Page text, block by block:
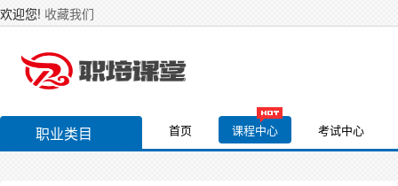
欢迎您! 收藏我们
职业类目 首页 课程中心 考试中心